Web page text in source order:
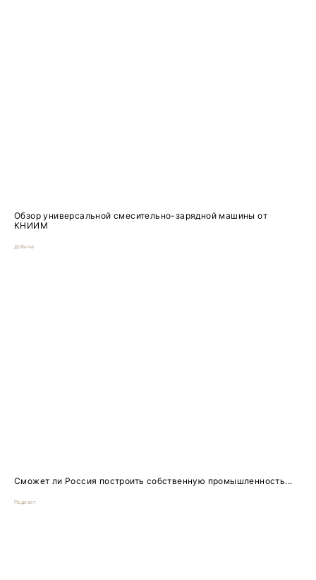
Обзор универсальной смесительно-зарядной машины от
КНИИМ
Добыча
Сможет ли Россия построить собственную промышленность...
Подкаст